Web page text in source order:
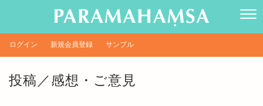
ログイン 新規会員登録 サンプル
投稿／感想・ご意見